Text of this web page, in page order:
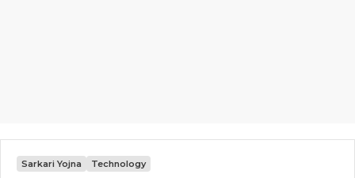
Sarkari Yojna Technology